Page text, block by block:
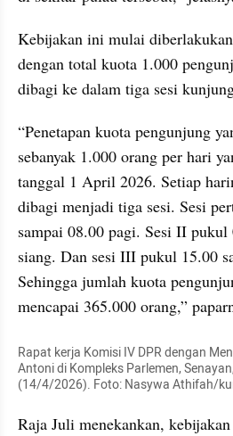
Kebijakan ini mulai
dengan total kuota 1.000
dibagi ke dalam tiga sesi
“Penetapan kuota pengunjung
sebanyak 1.000 orang per hari
tanggal 1 April 2026. Setiap
dibagi menjadi tiga sesi. Sesi
sampai 08.00 pagi. Sesi II
siang. Dan sesi III pukul 15.00
Sehingga jumlah kuota
mencapai 365.000 orang,”
Rapat kerja Komisi IV DPR dengan
Antoni di Kompleks Parlemen,
(14/4/2026). Foto: Nasywa Athifah/
Raja Juli menekankan,